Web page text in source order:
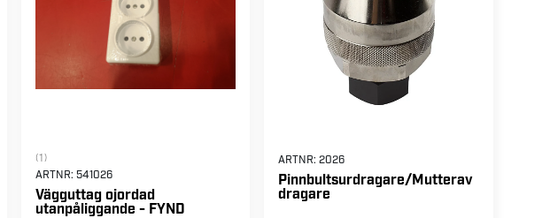
(1)
ARTNR: 541026
Vägguttag ojordad
utanpåliggande - FYND
ARTNR:2026
Pinnbultsurdragare/Mutterav
dragare